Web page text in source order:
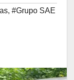
, #Grupo SAE